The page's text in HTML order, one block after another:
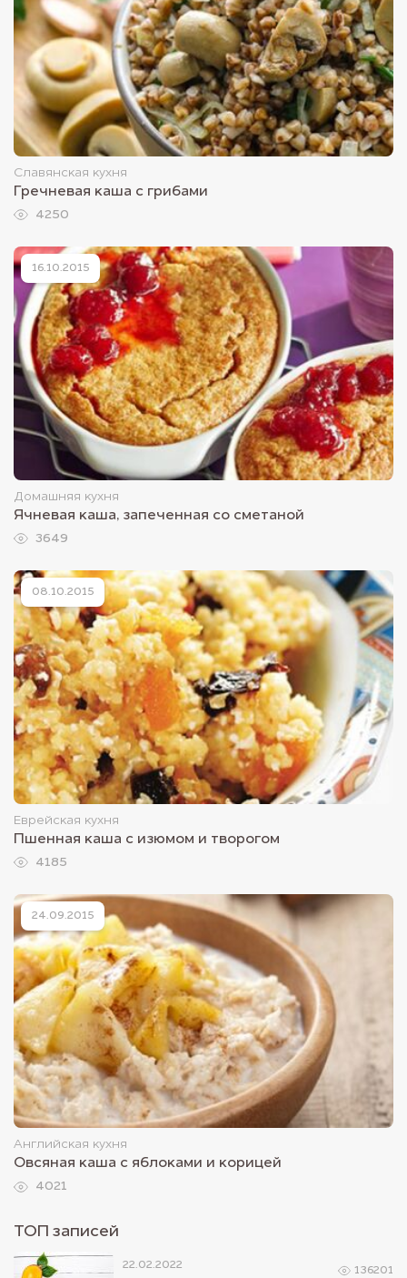
Славянская кухня
Гречневая каша с грибами
4250
16.10.2015
Домашняя кухня
Ячневая каша, запеченная со сметаной
3649
08.10.2015
Еврейская кухня
Пшенная каша с изюмом и творогом
4185
24.09.2015
Английская кухня
Овсяная каша с яблоками и корицей
4021
ТОП записей
22.02.2022 136201